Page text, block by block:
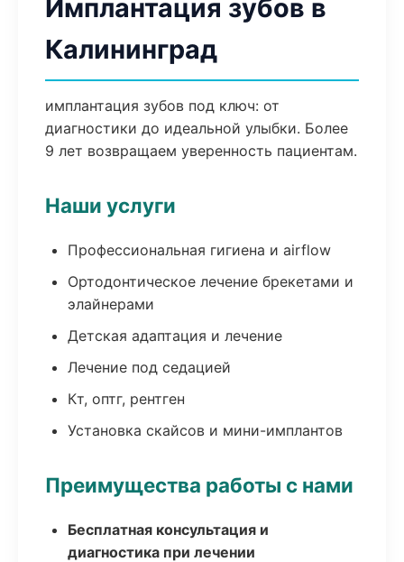
Имплантация зубов в
Калининград
имплантация зубов под ключ: от
диагностики до идеальной улыбки. Более
9 лет возвращаем уверенность пациентам.
Наши услуги
Профессиональная гигиена и airflow
Ортодонтическое лечение брекетами и
элайнерами
Детская адаптация и лечение
Лечение под седацией
Кт, оптг, рентген
Установка скайсов и мини-имплантов
Преимущества работы с нами
Бесплатная консультация и
диагностика при лечении